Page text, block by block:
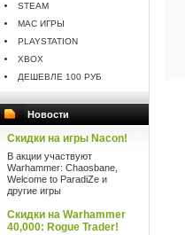
STEAM
MAC ИГРЫ
PLAYSTATION
XBOX
ДЕШЕВЛЕ 100 РУБ
Новости
Скидки на игры Nacon!
В акции участвуют
Warhammer: Chaosbane,
Welcome to ParadiZe и
другие игры
Скидки на Warhammer
40,000: Rogue Trader!